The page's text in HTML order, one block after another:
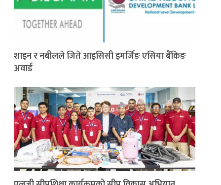
शाइन र नबीलले जिते आइसिसी इमर्जिङ एसिया बैंकिङ
अवार्ड